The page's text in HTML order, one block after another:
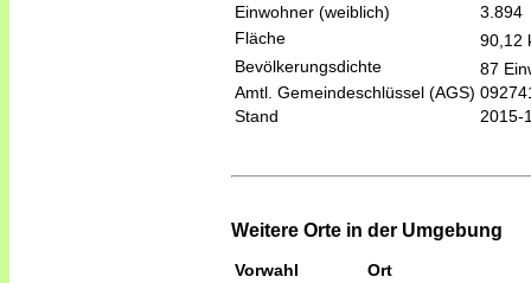
Einwohner (weiblich)
3.894
Fläche
90,12
Bevölkerungsdichte
87
Amtl. Gemeindeschlüssel (AGS)
Stand
2015-
Weitere Orte in der Umgebung
Vorwahl
Ort